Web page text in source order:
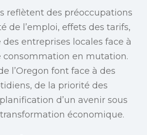
reflètent des préoccupations
de l’emploi, effets des tarifs,
entreprises locales face à
consommation en mutation.
l’Oregon font face à des
de la priorité des
d’un avenir sous
transformation économique.